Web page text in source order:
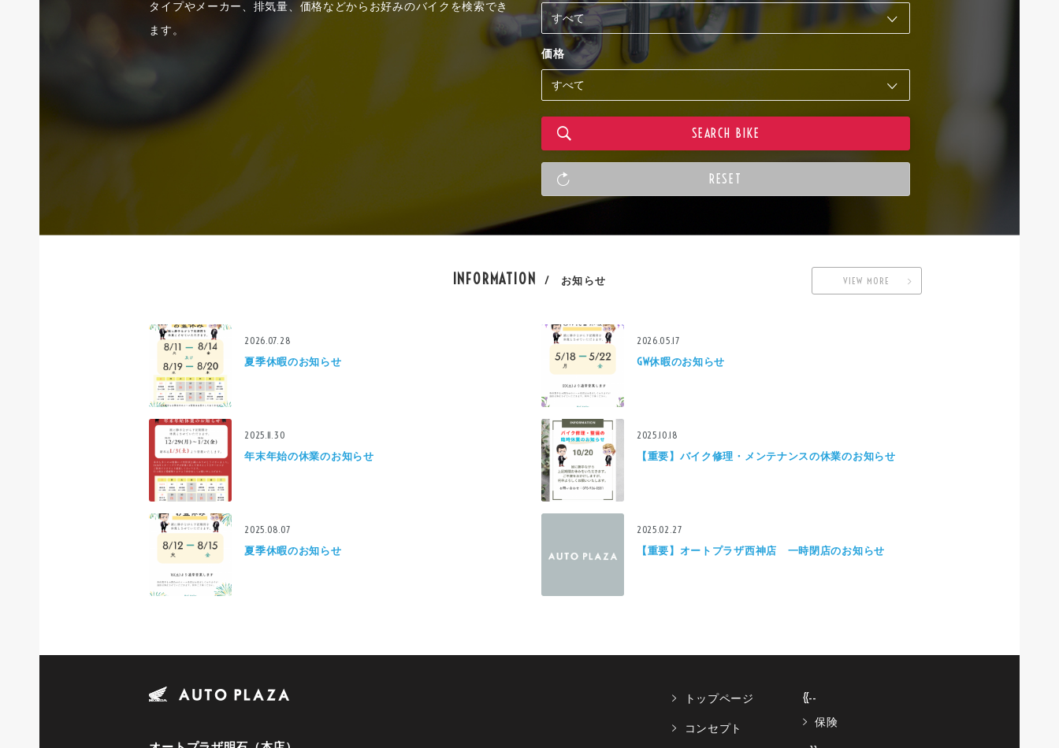
タイプやメーカー、排気量、価格などからお好みのバイクを検索でき
ます。
価格
INFORMATION / お知らせ
2026.07.28
夏季休暇のお知らせ
2026.05.17
GW休暇のお知らせ
2025.11.30
年末年始の休業のお知らせ
2025.10.18
【重要】バイク修理・メンテナンスの休業のお知らせ
2025.08.07
夏季休暇のお知らせ
2025.02.27
【重要】オートプラザ西神店 一時閉店のお知らせ
VIEW MORE
トップページ
コンセプト
{{--
保険